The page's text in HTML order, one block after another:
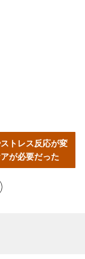
トレス反応が変
が必要だった